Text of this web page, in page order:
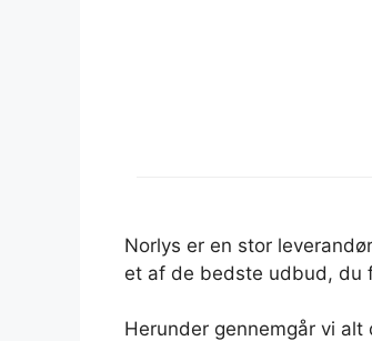
Norlys er en stor
et af de bedste udbud, du
Herunder gennemgår vi